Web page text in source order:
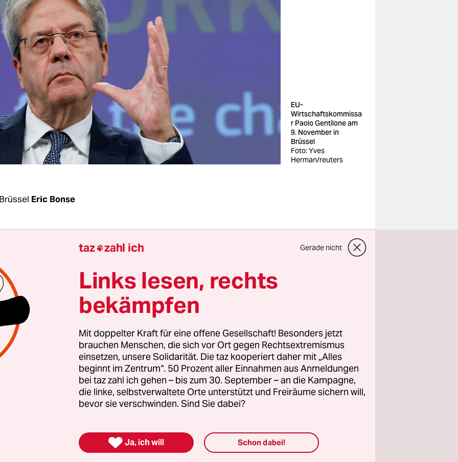
EU-
Wirtschaftskommissa
r Paolo Gentilone am
9. November in
Brüssel
Foto: Yves
Herman/reuters
Eric Bonse
wachsender Schulden, steigender Zinsen und
Rezession setzt die EU-Kommission auf mehr
in der Eurozone. Dies geht aus einem Vorschlag zur
Stabilitätspakts
hervor, den die Brüsseler Behörde am
monatelanger Verzögerung vorgelegt hat. Ursprünglich
der umstrittenen europäischen Schuldenregeln, die
Coronapandemie 2020 ausgesetzt sind, schon in
beginnen. Doch Deutschland stand auf der Bremse.
Frankreich den EU-Vorsitz inne und wollte die Regeln am
abschaffen.
großen Reform bleibt im Kommissionsvorschlag
– die Neuverschuldung wird auf 3 Prozent der
begrenzt, der Schuldenstand auf 60 Prozent – wird
taz zahl ich Gerade nicht
Links lesen, rechts
bekämpfen
Mit doppelter Kraft für eine offene Gesellschaft! Besonders jetzt
brauchen Menschen, die sich vor Ort gegen Rechtsextremismus
einsetzen, unsere Solidarität. Die taz kooperiert daher mit „Alles
beginnt im Zentrum“. 50 Prozent aller Einnahmen aus Anmeldungen
bei taz zahl ich gehen – bis zum 30. September – an die Kampagne,
die linke, selbstverwaltete Orte unterstützt und Freiräume sichern will,
bevor sie verschwinden. Sind Sie dabei?
 Ja, ich will Schon dabei!